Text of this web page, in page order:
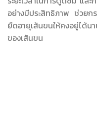
อย่างมีประสิทธิภาพ ช่วยก
ยืดอายุเส้นขนให้คงอยู่ไ
ของเส้นขน